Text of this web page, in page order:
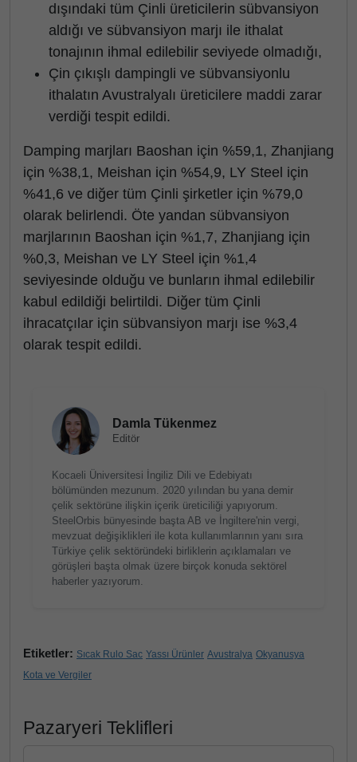
dışındaki tüm Çinli üreticilerin sübvansiyon
aldığı ve sübvansiyon marjı ile ithalat
tonajının ihmal edilebilir seviyede olmadığı,
Çin çıkışlı dampingli ve sübvansiyonlu
ithalatın Avustralyalı üreticilere maddi zarar
verdiği tespit edildi.
Damping marjları Baoshan için %59,1, Zhanjiang
için %38,1, Meishan için %54,9, LY Steel için
%41,6 ve diğer tüm Çinli şirketler için %79,0
olarak belirlendi. Öte yandan sübvansiyon
marjlarının Baoshan için %1,7, Zhanjiang için
%0,3, Meishan ve LY Steel için %1,4
seviyesinde olduğu ve bunların ihmal edilebilir
kabul edildiği belirtildi. Diğer tüm Çinli
ihracatçılar için sübvansiyon marjı ise %3,4
olarak tespit edildi.
Damla Tükenmez
Editör
Kocaeli Üniversitesi İngiliz Dili ve Edebiyatı
bölümünden mezunum. 2020 yılından bu yana demir
çelik sektörüne ilişkin içerik üreticiliği yapıyorum.
SteelOrbis bünyesinde başta AB ve İngiltere'nin vergi,
mevzuat değişiklikleri ile kota kullanımlarının yanı sıra
Türkiye çelik sektöründeki birliklerin açıklamaları ve
görüşleri başta olmak üzere birçok konuda sektörel
haberler yazıyorum.
Etiketler: Sıcak Rulo Sac Yassı Ürünler Avustralya Okyanusya
Kota ve Vergiler
Pazaryeri Teklifleri